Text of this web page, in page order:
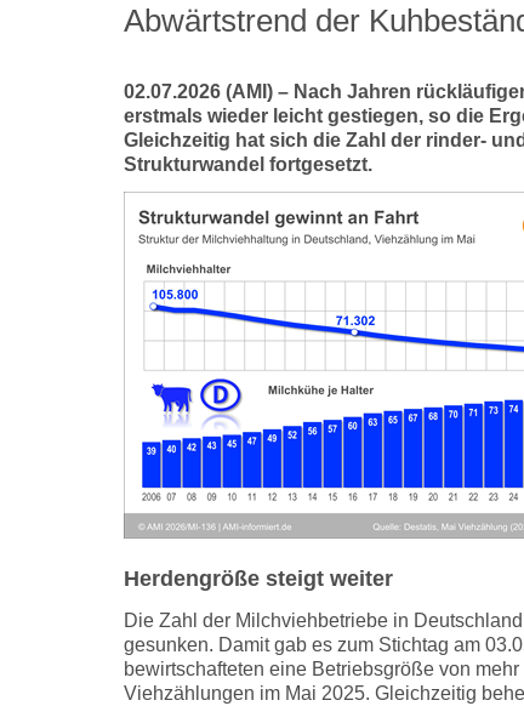
Abwärtstrend der
02.07.2026 (AMI) – Nach Jahren
erstmals wieder leicht gestiegen, so die
Gleichzeitig hat sich die Zahl der rinder-
Strukturwandel fortgesetzt.
Herdengröße steigt weiter
Die Zahl der Milchviehbetriebe in
gesunken. Damit gab es zum Stichtag am
bewirtschafteten eine Betriebsgröße von
Viehzählungen im Mai 2025. Gleichzeitig